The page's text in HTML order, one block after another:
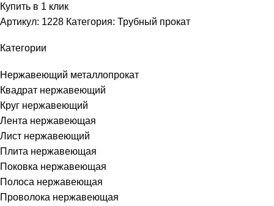
Категории
Нержавеющий металлопрокат
Квадрат нержавеющий
Круг нержавеющий
Лента нержавеющая
Лист нержавеющий
Плита нержавеющая
Поковка нержавеющая
Полоса нержавеющая
Проволока нержавеющая
Купить в 1 клик
Артикул: 1228 Категория: Трубный прокат